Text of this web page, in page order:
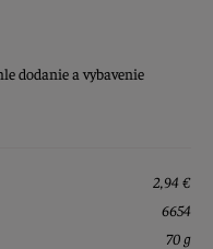
dodanie a vybavenie
2,94 €
6654
70 g